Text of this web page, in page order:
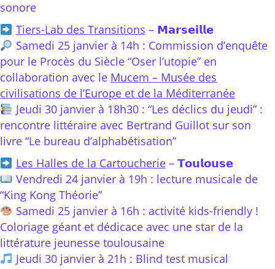
sonore
Tiers-Lab des Transitions – 𝗠𝗮𝗿𝘀𝗲𝗶𝗹𝗹𝗲
Samedi 25 janvier à 14h : Commission d’enquête
pour le Procès du Siècle “Oser l’utopie” en
collaboration avec le Mucem – Musée des
civilisations de l’Europe et de la Méditerranée
Jeudi 30 janvier à 18h30 : “Les déclics du jeudi” :
rencontre littéraire avec Bertrand Guillot sur son
livre “Le bureau d’alphabétisation”
Les Halles de la Cartoucherie– 𝗧𝗼𝘂𝗹𝗼𝘂𝘀𝗲
Vendredi 24 janvier à 19h : lecture musicale de
“King Kong Théorie”
Samedi 25 janvier à 16h : activité kids-friendly !
Coloriage géant et dédicace avec une star de la
littérature jeunesse toulousaine
Jeudi 30 janvier à 21h : Blind test musical